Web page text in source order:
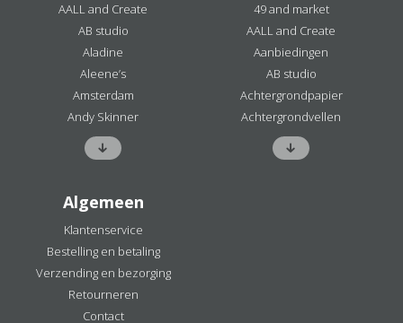
AALL and Create
AB studio
Aladine
Aleene’s
Amsterdam
Andy Skinner
49 and market
AALL and Create
Aanbiedingen
AB studio
Achtergrondpapier
Achtergrondvellen
Algemeen
Klantenservice
Bestelling en betaling
Verzending en bezorging
Retourneren
Contact